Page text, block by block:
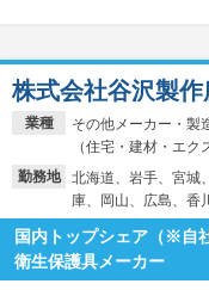
業種
その他メーカー・製
（住宅・建材・エク
勤務地
北海道、岩手、宮城
庫、岡山、広島、香
株式会社谷沢製作
国内トップシェア（※自
衛生保護具メーカー